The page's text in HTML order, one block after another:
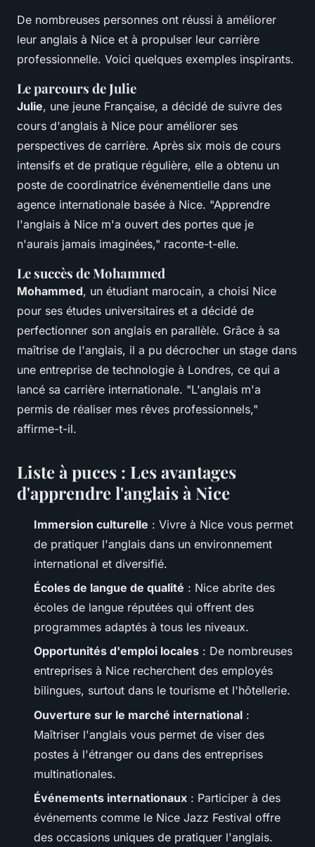
De nombreuses personnes ont réussi à améliorer
leur anglais à Nice et à propulser leur carrière
professionnelle. Voici quelques exemples inspirants.
Le parcours de Julie
Julie, une jeune Française, a décidé de suivre des
cours d'anglais à Nice pour améliorer ses
perspectives de carrière. Après six mois de cours
intensifs et de pratique régulière, elle a obtenu un
poste de coordinatrice événementielle dans une
agence internationale basée à Nice. "Apprendre
l'anglais à Nice m'a ouvert des portes que je
n'aurais jamais imaginées," raconte-t-elle.
Le succès de Mohammed
Mohammed, un étudiant marocain, a choisi Nice
pour ses études universitaires et a décidé de
perfectionner son anglais en parallèle. Grâce à sa
maîtrise de l'anglais, il a pu décrocher un stage dans
une entreprise de technologie à Londres, ce qui a
lancé sa carrière internationale. "L'anglais m'a
permis de réaliser mes rêves professionnels,"
affirme-t-il.
Liste à puces : Les avantages
d'apprendre l'anglais à Nice
Immersion culturelle : Vivre à Nice vous permet
de pratiquer l'anglais dans un environnement
international et diversifié.
Écoles de langue de qualité : Nice abrite des
écoles de langue réputées qui offrent des
programmes adaptés à tous les niveaux.
Opportunités d'emploi locales : De nombreuses
entreprises à Nice recherchent des employés
bilingues, surtout dans le tourisme et l'hôtellerie.
Ouverture sur le marché international :
Maîtriser l'anglais vous permet de viser des
postes à l'étranger ou dans des entreprises
multinationales.
Événements internationaux : Participer à des
événements comme le Nice Jazz Festival offre
des occasions uniques de pratiquer l'anglais.